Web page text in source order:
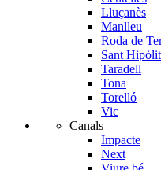
Lluçanès
Manlleu
Roda de
Sant
Taradell
Tona
Torelló
Vic
Canals
Impacte
Next